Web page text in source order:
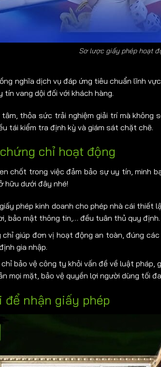
Sơ lược giấy phép hoạt
nghĩa dịch vụ đáp ứng tiêu chuẩn lĩnh
vang dội đối với khách hàng.
thỏa sức trải nghiệm giải trí mà
tái kiểm tra định kỳ và giám sát chặt chẽ.
chỉ hoạt động
chốt trong việc đảm bảo sự uy tín, minh
hữu dưới đây nhé!
phép kinh doanh cho phép nhà cái thiết
bảo mật thông tin,… đều tuân thủ quy định.
chỉ giúp đơn vị hoạt động an toàn, đúng
gia nhập.
bảo vệ công ty khỏi vấn đề về luật
mọi mặt, bảo vệ quyền lợi người dùng tối
nhận giấy phép